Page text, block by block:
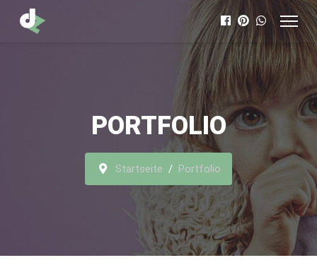
PORTFOLIO
Startseite Portfolio